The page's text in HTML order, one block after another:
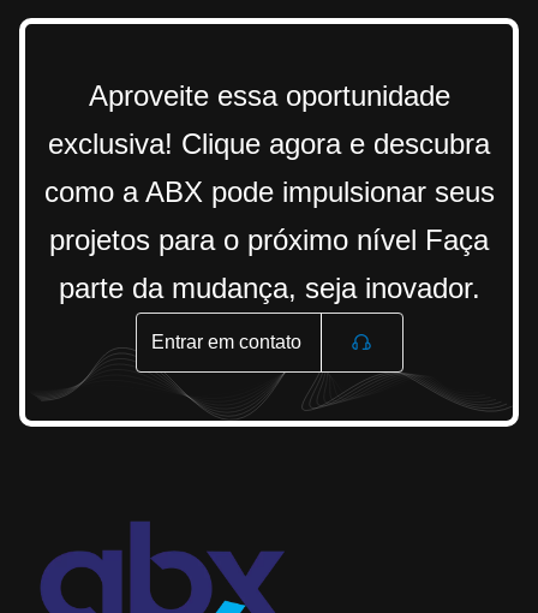
Aproveite essa oportunidade
exclusiva! Clique agora e descubra
como a ABX pode impulsionar seus
projetos para o próximo nível Faça
parte da mudança, seja inovador.
Entrar em contato